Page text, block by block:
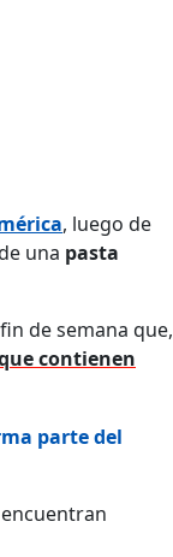
, luego de
una pasta
de semana que,
contienen
parte del